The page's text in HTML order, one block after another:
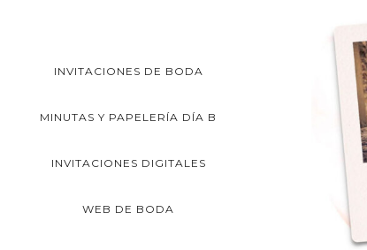
INVITACIONES DE BODA
MINUTAS Y PAPELERÍA DÍA B
INVITACIONES DIGITALES
WEB DE BODA